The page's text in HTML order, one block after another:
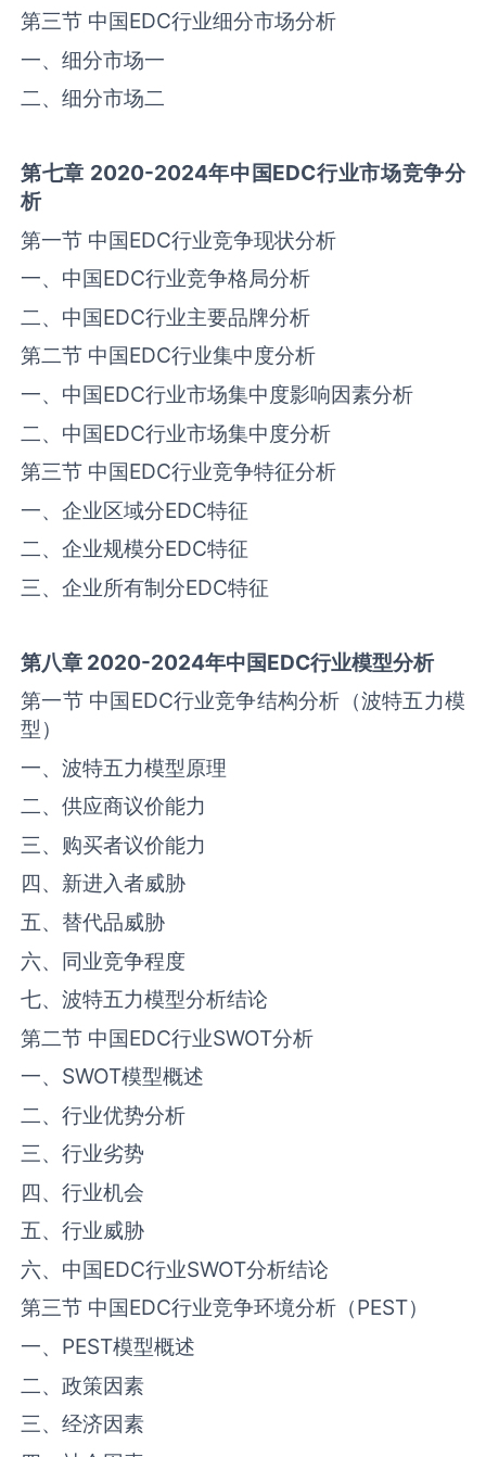
第三节 中国‌‌EDC‌‌行业细分市场分析
一、细分市场一
二、细分市场二
第七章 2020-2024年中国EDC行业市场竞争分
析
第一节 中国‌‌EDC‌‌行业竞争现状分析
一、中国‌‌EDC‌‌行业竞争格局分析
二、中国‌‌EDC‌‌行业主要品牌分析
第二节 中国‌‌EDC‌‌行业集中度分析
一、中国‌‌EDC‌‌行业市场集中度影响因素分析
二、中国‌‌EDC‌‌行业市场集中度分析
第三节 中国‌‌EDC‌‌行业竞争特征分析
一、企业区域分‌EDC‌特征
二、企业规模分‌EDC‌特征
三、企业所有制分‌EDC‌特征
第八章 2020-2024年中国EDC行业模型分析
第一节 中国‌‌EDC‌‌行业竞争结构分析（波特五力模
型）
一、波特五力模型原理
二、供应商议价能力
三、购买者议价能力
四、新进入者威胁
五、替代品威胁
六、同业竞争程度
七、波特五力模型分析结论
第二节 中国‌‌EDC‌‌行业SWOT分析
一、SWOT模型概述
二、行业优势分析
三、行业劣势
四、行业机会
五、行业威胁
六、中国‌‌EDC‌‌行业SWOT分析结论
第三节 中国‌‌EDC‌‌行业竞争环境分析（PEST）
一、PEST模型概述
二、政策因素
三、经济因素